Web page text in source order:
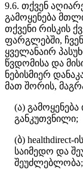
9.6. თქვენ აღიარ
გამოყენება მთლ
თქვენი რისკის ქვ
ფარგლებში, ჩვენ
ყველანაირ პასუხ
წვდომისა და მის
ნებისმიერ დანაკ
მათ შორის, მაგრ
(ა) გამოყენება
განკუთვნილი;
(ბ) healthdirect-ის
საიმედო და შე
შეუძლებლობა;